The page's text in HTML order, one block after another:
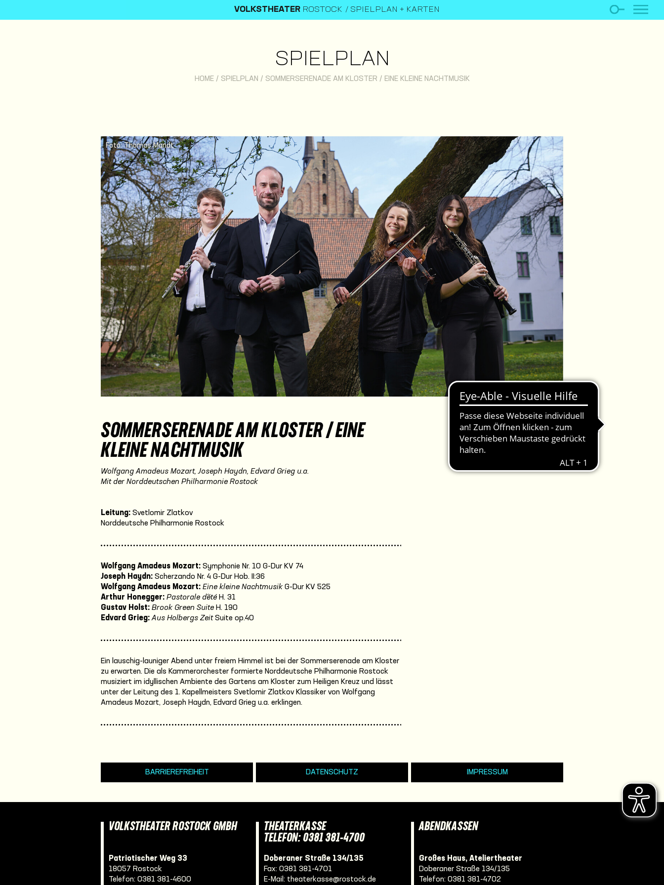
VOLKSTHEATER ROSTOCK SPIELPLAN + KARTEN
SPIELPLAN
HOME/ SPIELPLAN / SOMMERSERENADE AM KLOSTER / EINE KLEINE NACHTMUSIK
Foto: Thomas Mandt
SOMMERSERENADE AM KLOSTER / EINE
KLEINE NACHTMUSIK
Wolfgang Amadeus Mozart, Joseph Haydn, Edvard Grieg u.a.
Mit der Norddeutschen Philharmonie Rostock
Leitung: Svetlomir Zlatkov
Norddeutsche Philharmonie Rostock
Wolfgang Amadeus Mozart: Symphonie Nr. 10 G-Dur KV 74
Joseph Haydn: Scherzando Nr. 4 G-Dur Hob. II:36
Wolfgang Amadeus Mozart: Eine kleine NachtmusikG-Dur KV 525
Arthur Honegger: Pastorale d´été H. 31
Gustav Holst: Brook Green Suite H. 190
Edvard Grieg: Aus Holbergs ZeitSuite op.40
Ein lauschig-launiger Abend unter freiem Himmel ist bei der Sommerserenade am Kloster
zu erwarten. Die als Kammerorchester formierte Norddeutsche Philharmonie Rostock
musiziert im idyllischen Ambiente des Gartens am Kloster zum Heiligen Kreuz und lässt
unter der Leitung des 1. Kapellmeisters Svetlomir Zlatkov Klassiker von Wolfgang
Amadeus Mozart, Joseph Haydn, Edvard Grieg u.a. erklingen.
BARRIEREFREIHEIT DATENSCHUTZ IMPRESSUM
VOLKSTHEATER ROSTOCK GMBH
Patriotischer Weg 33
18057 Rostock
Telefon: 0381 381-4600
THEATERKASSE
TELEFON: 0381 381-4700
Doberaner Straße 134/135
Fax: 0381 381-4701
E-Mail: theaterkasse@rostock.de
ABENDKASSEN
Großes Haus, Ateliertheater
Doberaner Straße 134/135
Telefon: 0381 381-4702